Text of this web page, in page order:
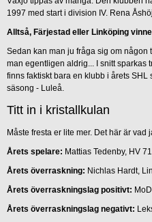
1997 med start i division IV. Rena
Alltså, Färjestad eller Linköping
Sedan kan man ju fråga sig om någon
man egentligen aldrig... I snitt sparkas
finns faktiskt bara en klubb i årets
säsong - Luleå.
Titt in i kristallkulan
Måste fresta er lite mer. Det här är vad
Årets spelare: Mattias Tedenby, HV
Årets överraskning: Nichlas Hardt,
Årets överraskningslag positivt:
Årets överraskningslag negativt: